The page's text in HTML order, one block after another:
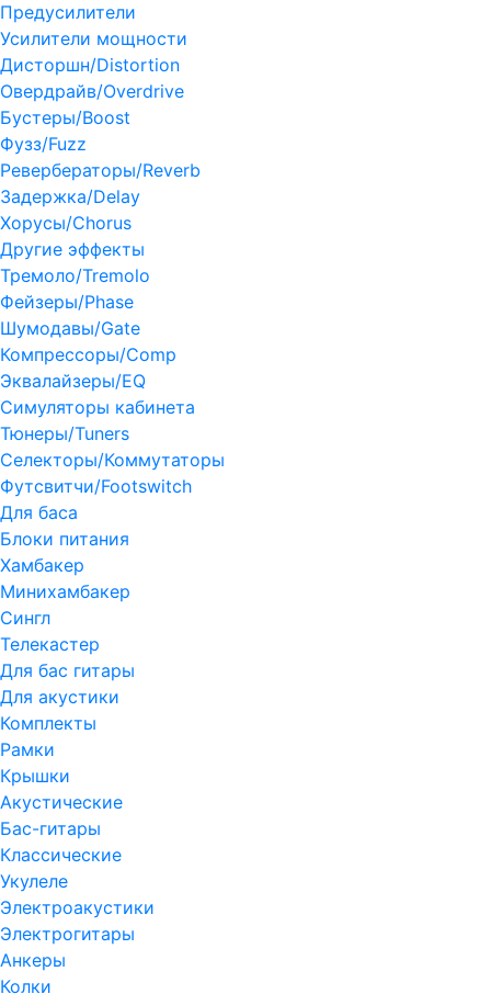
Предусилители
Усилители мощности
Дисторшн/Distortion
Овердрайв/Overdrive
Бустеры/Boost
Фузз/Fuzz
Ревербераторы/Reverb
Задержка/Delay
Хорусы/Chorus
Другие эффекты
Тремоло/Tremolo
Фейзеры/Phase
Шумодавы/Gate
Компрессоры/Comp
Эквалайзеры/EQ
Симуляторы кабинета
Тюнеры/Tuners
Селекторы/Коммутаторы
Футсвитчи/Footswitch
Для баса
Блоки питания
Хамбакер
Минихамбакер
Сингл
Телекастер
Для бас гитары
Для акустики
Комплекты
Рамки
Крышки
Акустические
Бас-гитары
Классические
Укулеле
Электроакустики
Электрогитары
Анкеры
Колки